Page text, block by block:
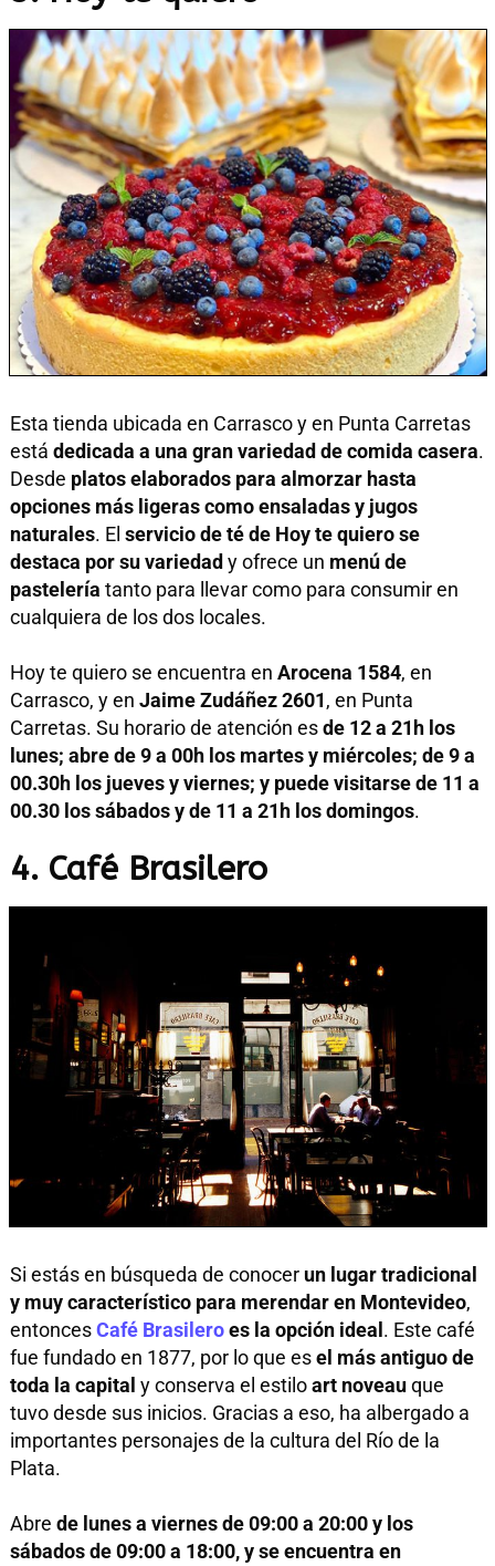
Esta tienda ubicada en Carrasco y en Punta Carretas
está dedicada a una gran variedad de comida casera.
Desde platos elaborados para almorzar hasta
opciones más ligeras como ensaladas y jugos
naturales. El servicio de té de Hoy te quiero se
destaca por su variedad y ofrece un menú de
pastelería tanto para llevar como para consumir en
cualquiera de los dos locales.
Hoy te quiero se encuentra en Arocena 1584, en
Carrasco, y en Jaime Zudáñez 2601, en Punta
Carretas. Su horario de atención esde 12 a 21h los
lunes; abre de 9 a 00h los martes y miércoles; de 9 a
00.30h los jueves y viernes; y puede visitarse de 11 a
00.30 los sábados y de 11 a 21h los domingos.
4. Café Brasilero
Si estás en búsqueda de conocer un lugar tradicional
y muy característico para merendar en Montevideo,
entoncesCafé Brasileroes la opción ideal. Este café
fue fundado en 1877, por lo que esel más antiguo de
toda la capital y conserva el estiloart noveauque
tuvo desde sus inicios. Gracias a eso, ha albergado a
importantes personajes de la cultura del Río de la
Plata.
Abre de lunes a viernes de 09:00 a 20:00 y los
sábados de 09:00 a 18:00, y se encuentra en